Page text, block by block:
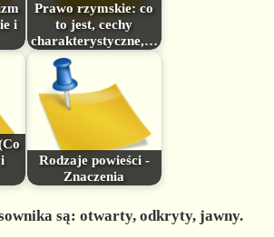
i
Prawo rzymskie: co
to jest, cechy
charakterystyczne,…
Rodzaje powieści -
Znaczenia
są: otwarty, odkryty, jawny.